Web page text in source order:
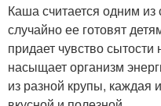
Каша считается одним
случайно ее готовят
придает чувство
насыщает организм
из разной крупы, каждая